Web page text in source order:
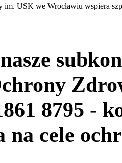
im. USK we Wrocławiu wspiera
8795 -
na cele